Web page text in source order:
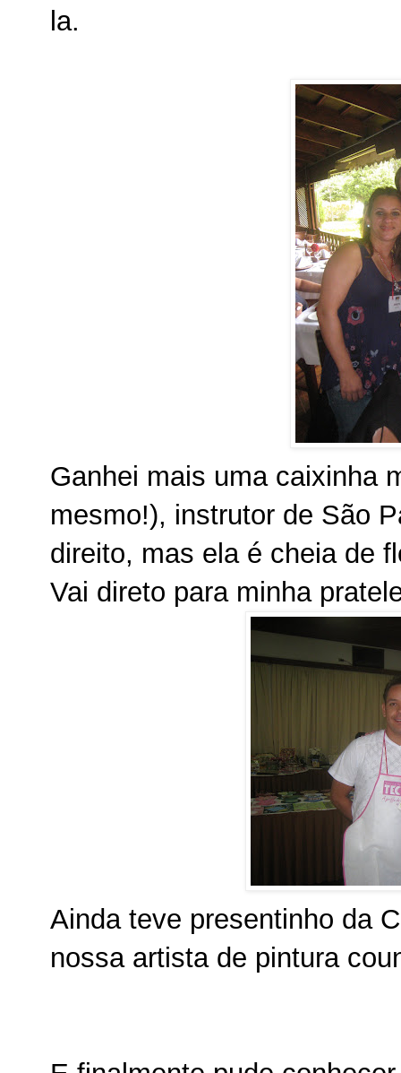
la.
Ganhei mais uma caixinha
mesmo!), instrutor de São
direito, mas ela é cheia de
Vai direto para minha
Ainda teve presentinho da
nossa artista de pintura